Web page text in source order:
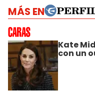
MÁS EN
Kate
con un